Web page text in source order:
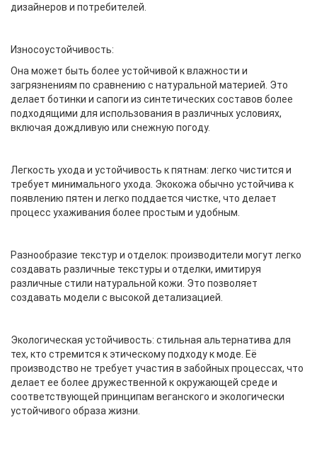
дизайнеров и потребителей.
Износоустойчивость:
Она может быть более устойчивой к влажности и
загрязнениям по сравнению с натуральной материей. Это
делает ботинки и сапоги из синтетических составов более
подходящими для использования в различных условиях,
включая дождливую или снежную погоду.
Легкость ухода и устойчивость к пятнам: легко чистится и
требует минимального ухода. Экокожа обычно устойчива к
появлению пятен и легко поддается чистке, что делает
процесс ухаживания более простым и удобным.
Разнообразие текстур и отделок: производители могут легко
создавать различные текстуры и отделки, имитируя
различные стили натуральной кожи. Это позволяет
создавать модели с высокой детализацией.
Экологическая устойчивость: стильная альтернатива для
тех, кто стремится к этическому подходу к моде. Её
производство не требует участия в забойных процессах, что
делает ее более дружественной к окружающей среде и
соответствующей принципам веганского и экологически
устойчивого образа жизни.